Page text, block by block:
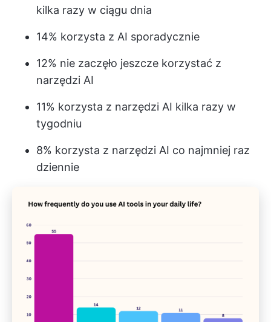
kilka razy w ciągu dnia
14% korzysta z AI sporadycznie
12% nie zaczęło jeszcze korzystać z
narzędzi AI
11% korzysta z narzędzi AI kilka razy w
tygodniu
8% korzysta z narzędzi AI co najmniej raz
dziennie